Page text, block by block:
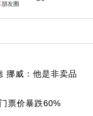
朋友圈
挪威：他是非卖品
票价暴跌60%